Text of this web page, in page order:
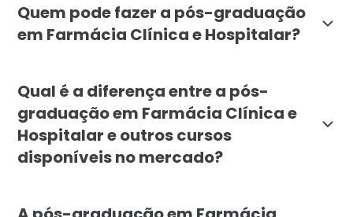
Quem pode fazer a pós-graduação
em Farmácia Clínica e Hospitalar?
Qual é a diferença entre a pós-
graduação em Farmácia Clínica e
Hospitalar e outros cursos
disponíveis no mercado?